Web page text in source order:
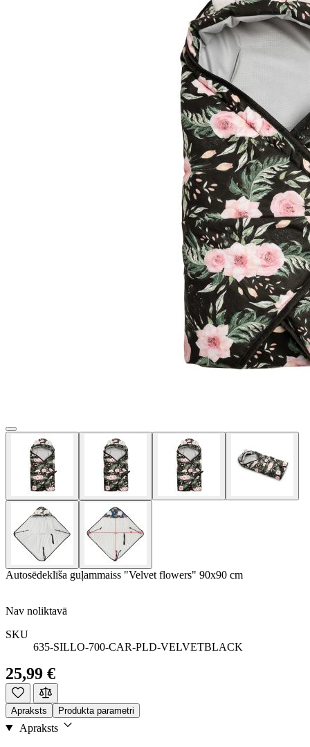
Autosēdeklīša guļammaiss "Velvet flowers" 90x90 cm
Nav noliktavā
SKU
635-SILLO-700-CAR-PLD-VELVETBLACK
25,99 €
Apraksts Produkta parametri
Apraksts